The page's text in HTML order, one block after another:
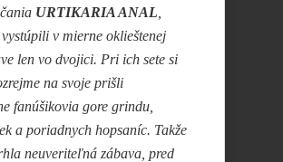
URTIKARIA ANAL
v mierne oklieštenej
len vo dvojici. Pri ich sete si
na svoje prišli
fanúšikovia gore grindu,
a poriadnych hopsaníc. Takže
neuveriteľná zábava, pred